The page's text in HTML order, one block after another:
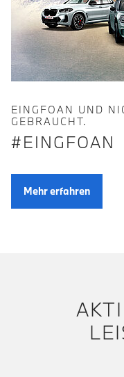
EINGFOAN UND
GEBRAUCHT.
#EINGFOAN
Mehr erfahren